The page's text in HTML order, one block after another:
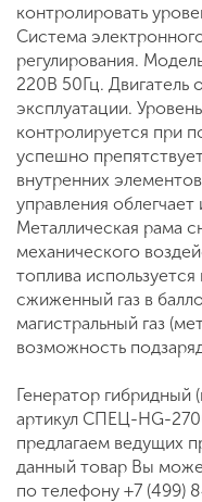
контролировать
Система
регулирования.
220В 50Гц. Двигатель
эксплуатации.
контролируется при
успешно
внутренних
управления
Металлическая рама
механического
топлива
сжиженный газ в
магистральный газ
возможность
Генератор гибридный
артикул СПЕЦ-HG-
предлагаем ведущих
данный товар Вы
по телефону +7 (499)